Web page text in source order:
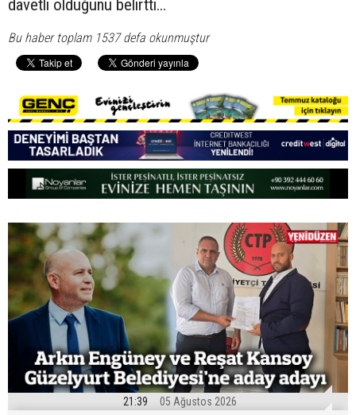
davetli olduğunu belirtti…
Bu haber toplam 1537 defa okunmuştur
21:39 05 Ağustos 2026